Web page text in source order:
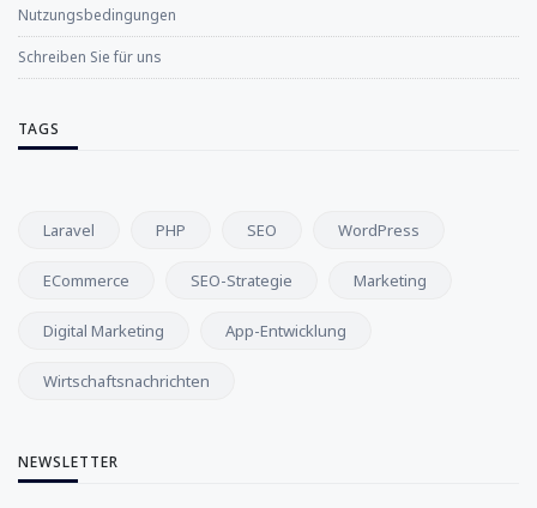
Nutzungsbedingungen
Schreiben Sie für uns
TAGS
Laravel PHP SEO WordPress
ECommerce SEO-Strategie Marketing
Digital Marketing App-Entwicklung
Wirtschaftsnachrichten
NEWSLETTER